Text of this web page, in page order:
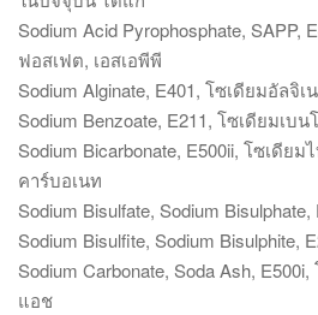
Sodium Acid Pyrophosphate, SAPP,
ฟอสเฟต, เอสเอพีพี
Sodium Alginate, E401, โซเดียมอัลจิ
Sodium Benzoate, E211, โซเดียมเบ
Sodium Bicarbonate, E500ii, โซเดีย
คาร์บอเนท
Sodium Bisulfate, Sodium
Sodium Bisulfite, Sodium Bisulphite,
Sodium Carbonate, Soda Ash,
แอช